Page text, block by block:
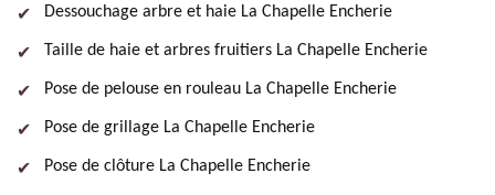
Dessouchage arbre et haie La Chapelle Encherie
Taille de haie et arbres fruitiers La Chapelle Encherie
Pose de pelouse en rouleau La Chapelle Encherie
Pose de grillage La Chapelle Encherie
Pose de clôture La Chapelle Encherie